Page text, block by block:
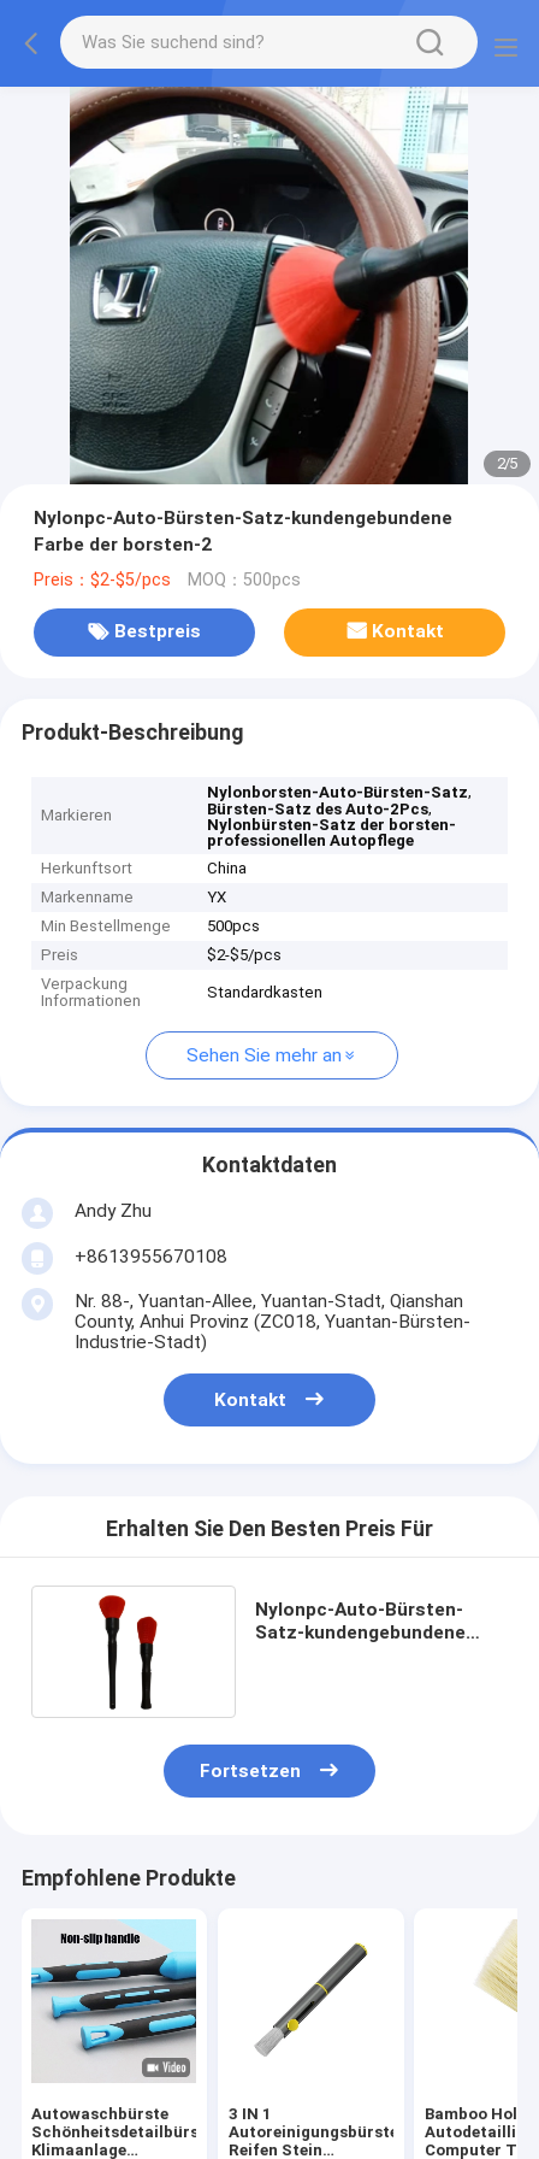
2/5
Nylonpc-Auto-Bürsten-Satz-kundengebundene
Farbe der borsten-2
Preis：$2-$5/pcs MOQ：500pcs
Bestpreis Kontakt
Produkt-Beschreibung
Markieren
Nylonborsten-Auto-Bürsten-Satz,
Bürsten-Satz des Auto-2Pcs,
Nylonbürsten-Satz der borsten-
professionellen Autopflege
Herkunftsort
China
Markenname
YX
Min Bestellmenge
500pcs
Preis
$2-$5/pcs
Verpackung
Informationen
Standardkasten
Sehen Sie mehr an
Kontaktdaten
Andy Zhu
+8613955670108
Nr. 88-, Yuantan-Allee, Yuantan-Stadt, Qianshan
County, Anhui Provinz (ZC018, Yuantan-Bürsten-
Industrie-Stadt)
Kontakt
Erhalten Sie Den Besten Preis Für
Nylonpc-Auto-Bürsten-
Satz-kundengebundene
Fortsetzen
Empfohlene Produkte
Autowaschbürste
Schönheitsdetailbürste
Klimaanlage
3 IN 1
Autoreinigungsbürste
Reifen Stein
Bamboo Holz
Computer